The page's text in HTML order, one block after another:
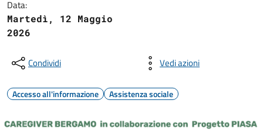
Data:
Martedì, 12 Maggio
2026
Condividi Vedi azioni
Accesso all'informazione Assistenza sociale